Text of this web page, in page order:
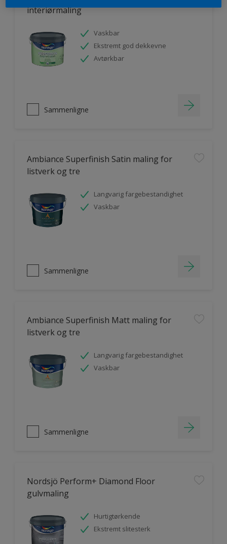
interiørmaling
Vaskbar
Ekstremt god dekkevne
Avtørkbar
Sammenligne
Ambiance Superfinish Satin maling for
listverk og tre
Langvarig fargebestandighet
Vaskbar
Sammenligne
Ambiance Superfinish Matt maling for
listverk og tre
Langvarig fargebestandighet
Vaskbar
Sammenligne
Nordsjö Perform+ Diamond Floor
gulvmaling
Hurtigtørkende
Ekstremt slitesterk